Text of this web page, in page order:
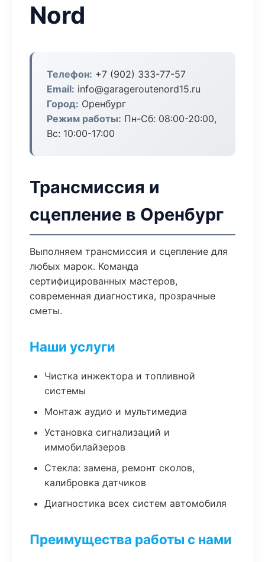
Nord
Телефон: +7 (902) 333-77-57
Email: info@garageroutenord15.ru
Город: Оренбург
Режим работы: Пн-Сб: 08:00-20:00,
Вс: 10:00-17:00
Трансмиссия и
сцепление в Оренбург
Выполняем трансмиссия и сцепление для
любых марок. Команда
сертифицированных мастеров,
современная диагностика, прозрачные
сметы.
Наши услуги
Чистка инжектора и топливной
системы
Монтаж аудио и мультимедиа
Установка сигнализаций и
иммобилайзеров
Стекла: замена, ремонт сколов,
калибровка датчиков
Диагностика всех систем автомобиля
Преимущества работы с нами